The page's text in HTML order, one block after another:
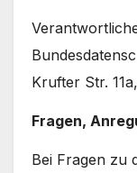
Krufter Str.
Fragen,
Bei Fragen zu